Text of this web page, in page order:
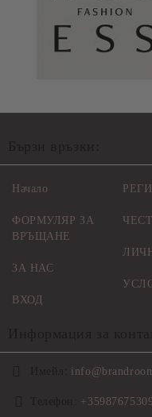
Начало
ФОРМУЛЯР ЗА
ВРЪЩАНЕ
ЗА НАС
ВХОД